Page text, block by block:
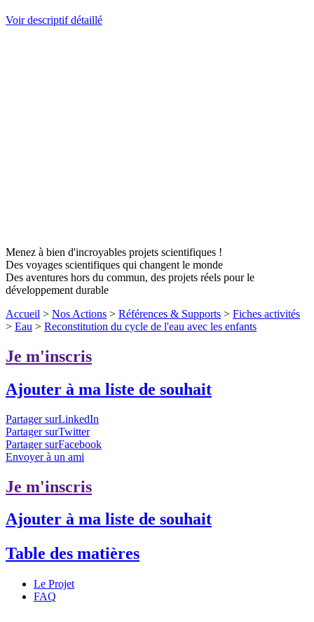
Voir descriptif détaillé
Menez à bien d'incroyables projets scientifiques !
Des voyages scientifiques qui changent le monde
Des aventures hors du commun, des projets réels pour le
développement durable
Accueil > Nos Actions > Références & Supports > Fiches activités
> Eau > Reconstitution du cycle de l'eau avec les enfants
Je m'inscris
Ajouter à ma liste de souhait
Partager surLinkedIn
Partager surTwitter
Partager surFacebook
Envoyer à un ami
Je m'inscris
Ajouter à ma liste de souhait
Table des matières
Le Projet
FAQ